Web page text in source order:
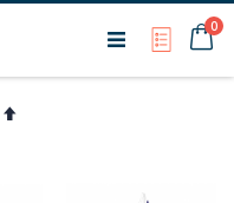
My0
Van